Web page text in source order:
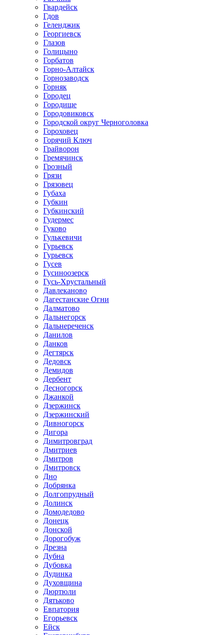
Гвардейск
Гдов
Геленджик
Георгиевск
Глазов
Голицыно
Горбатов
Горно-Алтайск
Горнозаводск
Горняк
Городец
Городище
Городовиковск
Городской округ Черноголовка
Гороховец
Горячий Ключ
Грайворон
Гремячинск
Грозный
Грязи
Грязовец
Губаха
Губкин
Губкинский
Гудермес
Гуково
Гулькевичи
Гурьевск
Гурьевск
Гусев
Гусиноозерск
Гусь-Хрустальный
Давлеканово
Дагестанские Огни
Далматово
Дальнегорск
Дальнереченск
Данилов
Данков
Дегтярск
Дедовск
Демидов
Дербент
Десногорск
Джанкой
Дзержинск
Дзержинский
Дивногорск
Дигора
Димитровград
Дмитриев
Дмитров
Дмитровск
Дно
Добрянка
Долгопрудный
Долинск
Домодедово
Донецк
Донской
Дорогобуж
Дрезна
Дубна
Дубовка
Дудинка
Духовщина
Дюртюли
Дятьково
Евпатория
Егорьевск
Ейск